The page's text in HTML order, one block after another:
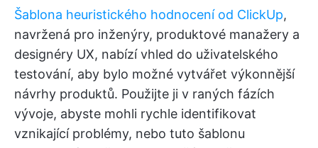
Šablona heuristického hodnocení od ClickUp,
navržená pro inženýry, produktové manažery a
designéry UX, nabízí vhled do uživatelského
testování, aby bylo možné vytvářet výkonnější
návrhy produktů. Použijte ji v raných fázích
vývoje, abyste mohli rychle identifikovat
vznikající problémy, nebo tuto šablonu